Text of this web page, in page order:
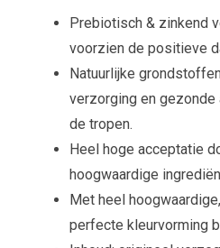
Prebiotisch & zinkend
voorzien de positieve
Natuurlijke
verzorging en
de tropen.
Heel hoge acceptatie
hoogwaardige
Met heel
perfecte kleurvorming